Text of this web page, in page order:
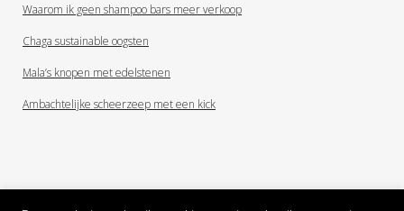
Waarom ik geen shampoo bars meer verkoop
Chaga sustainable oogsten
Mala’s knopen met edelstenen
Ambachtelijke scheerzeep met een kick